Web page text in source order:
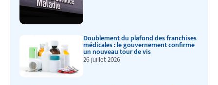
Doublement du plafond des franchises
médicales : le gouvernement confirme
un nouveau tour de vis
26 juillet 2026